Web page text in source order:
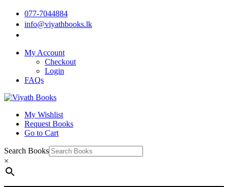
077-7044884
info@viyathbooks.lk
My Account
Checkout
Login
FAQs
My Wishlist
Request Books
Go to Cart
Search Books
×